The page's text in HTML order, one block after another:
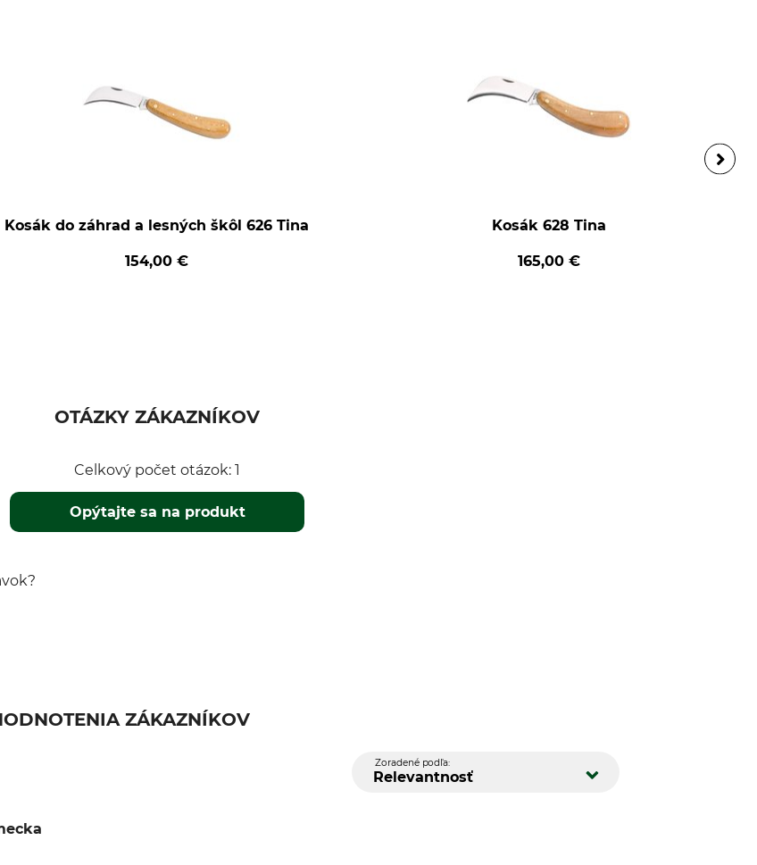
Kosák do záhrad a lesných škôl 626 Tina
154,00 €
Kosák 628 Tina
165,00 €
OTÁZKY ZÁKAZNÍKOV
Celkový počet otázok: 1
Opýtajte sa na produkt
ZÁKAZNÍKOV
Zoradené podľa:
Relevantnosť